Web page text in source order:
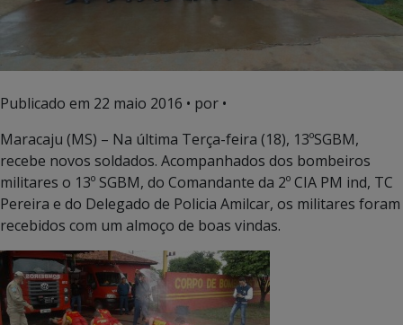
Publicado em 22 maio 2016 • por •
Maracaju (MS) – Na última Terça-feira (18), 13ºSGBM,
recebe novos soldados. Acompanhados dos bombeiros
militares o 13º SGBM, do Comandante da 2º CIA PM ind, TC
Pereira e do Delegado de Policia Amilcar, os militares foram
recebidos com um almoço de boas vindas.